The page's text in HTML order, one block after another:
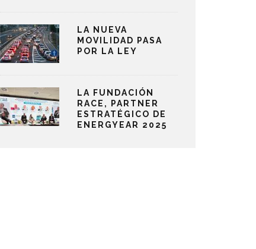
LA NUEVA
MOVILIDAD PASA
POR LA LEY
LA FUNDACIÓN
RACE, PARTNER
ESTRATÉGICO DE
ENERGYEAR 2025